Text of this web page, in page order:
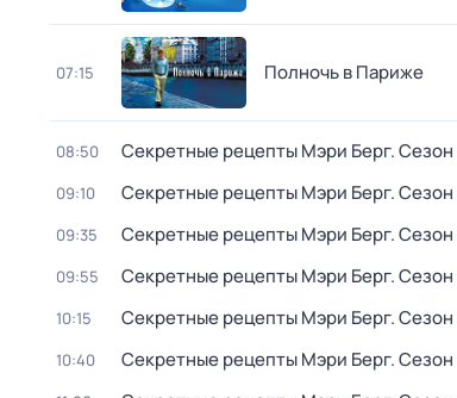
07:15 Полночь в Париже
08:50 Секретные рецепты Мэри Берг. Сезон
09:10 Секретные рецепты Мэри Берг. Сезон
09:35 Секретные рецепты Мэри Берг. Сезон
09:55 Секретные рецепты Мэри Берг. Сезон
10:15 Секретные рецепты Мэри Берг. Сезон
10:40 Секретные рецепты Мэри Берг. Сезон